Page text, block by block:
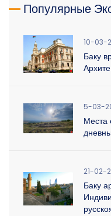
Популярные
10-03-
Баку
5-03-
Места
21-02-
Баку